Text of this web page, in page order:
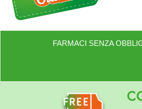
FARMACI SENZA